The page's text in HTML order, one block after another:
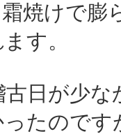
焼けで
す。
古日が少
たので